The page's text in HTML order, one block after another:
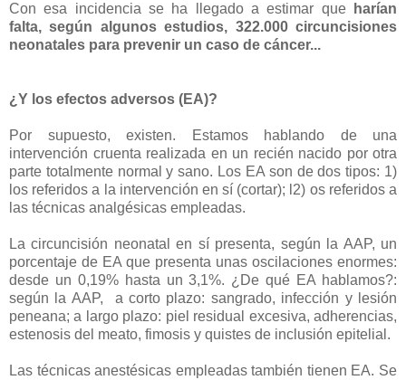
Con esa incidencia se ha llegado a estimar que
harían
falta, según algunos estudios, 322.000 circuncisiones
neonatales para prevenir un caso de cáncer...
¿Y los efectos adversos (EA)?
Por supuesto, existen. Estamos hablando de una
intervención cruenta realizada en un recién nacido por otra
parte totalmente normal y sano. Los EA son de dos tipos: 1)
los referidos a la intervención en sí (cortar); l2) os referidos a
las técnicas analgésicas empleadas.
La circuncisión neonatal en sí presenta, según la AAP, un
porcentaje de EA que presenta unas oscilaciones enormes:
desde un 0,19% hasta un 3,1%. ¿De qué EA hablamos?:
según la AAP, a corto plazo: sangrado, infección y lesión
peneana; a largo plazo: piel residual excesiva, adherencias,
estenosis del meato, fimosis y quistes de inclusión epitelial.
Las técnicas anestésicas empleadas también tienen EA. Se